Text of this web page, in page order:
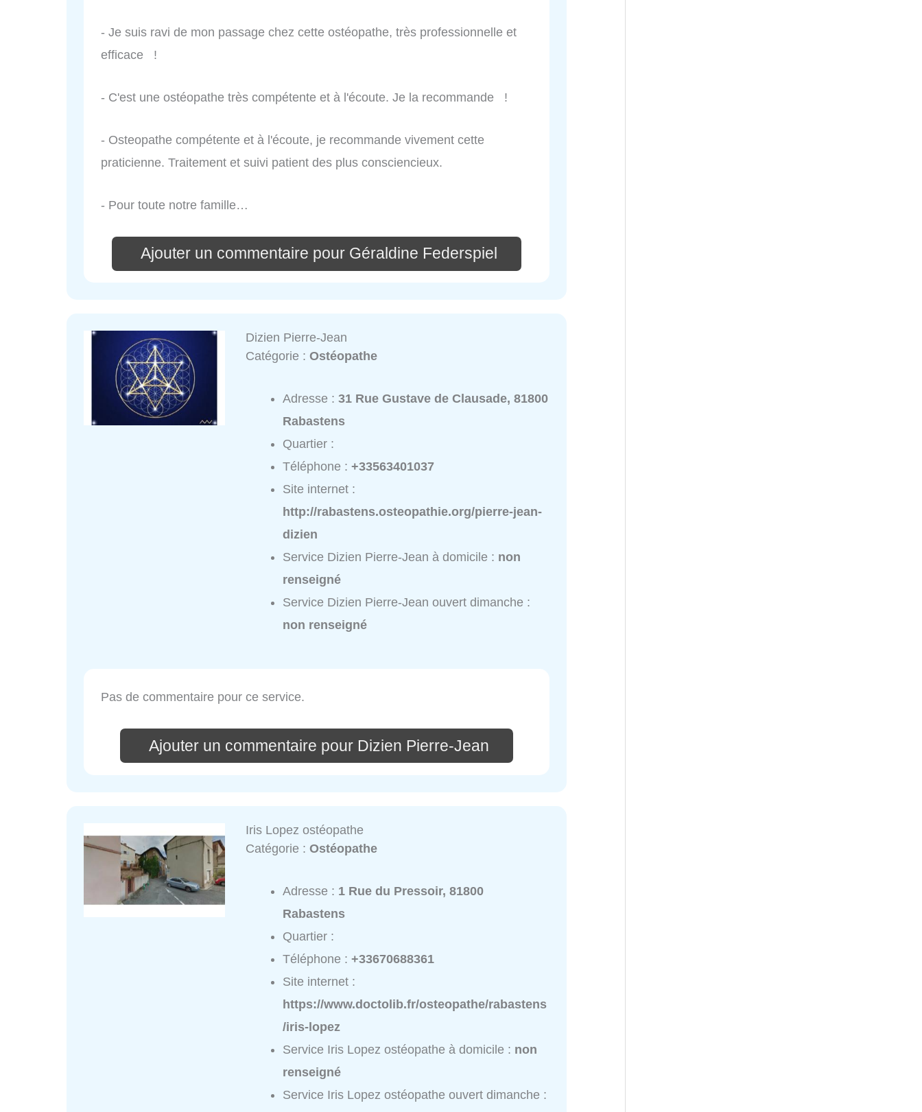
- Je suis ravi de mon passage chez cette ostéopathe, très professionnelle et
efficace !
- C'est une ostéopathe très compétente et à l'écoute. Je la recommande !
- Osteopathe compétente et à l'écoute, je recommande vivement cette
praticienne. Traitement et suivi patient des plus consciencieux.
- Pour toute notre famille…
Ajouter un commentaire pour Géraldine Federspiel
Dizien Pierre-Jean
Catégorie :Ostéopathe
Adresse :31 Rue Gustave de Clausade, 81800
Rabastens
Quartier :
Téléphone :+33563401037
Site internet :
http://rabastens.osteopathie.org/pierre-jean-
dizien
Service Dizien Pierre-Jean à domicile : non
renseigné
Service Dizien Pierre-Jean ouvert dimanche :
non renseigné
Pas de commentaire pour ce service.
Ajouter un commentaire pour Dizien Pierre-Jean
Iris Lopez ostéopathe
Catégorie :Ostéopathe
Adresse : 1 Rue du Pressoir, 81800
Rabastens
Quartier :
Téléphone :+33670688361
Site internet :
https://www.doctolib.fr/osteopathe/rabastens
/iris-lopez
Service Iris Lopez ostéopathe à domicile : non
renseigné
Service Iris Lopez ostéopathe ouvert dimanche :